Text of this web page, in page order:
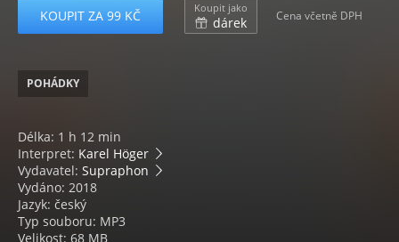
KOUPIT ZA 99 KČ Koupit jako
dárek Cena včetně DPH
POHÁDKY
Délka: 1 h 12 min
Interpret: Karel Höger
Vydavatel: Supraphon
Vydáno: 2018
Jazyk: český
Typ souboru: MP3
Velikost: 68 MB